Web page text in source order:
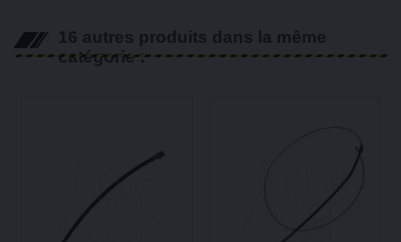
16 autres produits dans la même
catégorie :